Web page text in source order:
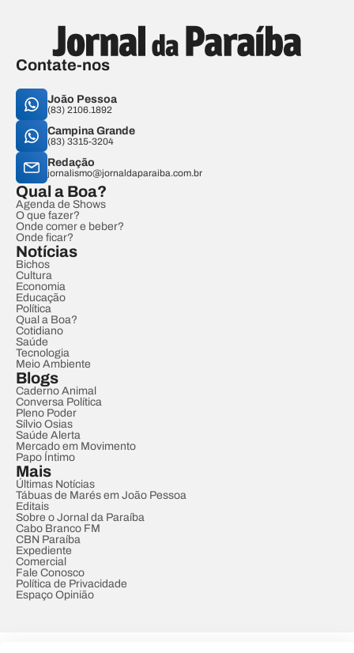
Contate-nos
João Pessoa
(83) 2106.1892
Campina Grande
(83) 3315-3204
Redação
jornalismo@jornaldaparaiba.com.br
Qual a Boa?
Agenda de Shows
O que fazer?
Onde comer e beber?
Onde ficar?
Notícias
Bichos
Cultura
Economia
Educação
Política
Qual a Boa?
Cotidiano
Saúde
Tecnologia
Meio Ambiente
Blogs
Caderno Animal
Conversa Política
Pleno Poder
Sílvio Osias
Saúde Alerta
Mercado em Movimento
Papo Íntimo
Mais
Últimas Notícias
Tábuas de Marés em João Pessoa
Editais
Sobre o Jornal da Paraíba
Cabo Branco FM
CBN Paraíba
Expediente
Comercial
Fale Conosco
Política de Privacidade
Espaço Opinião